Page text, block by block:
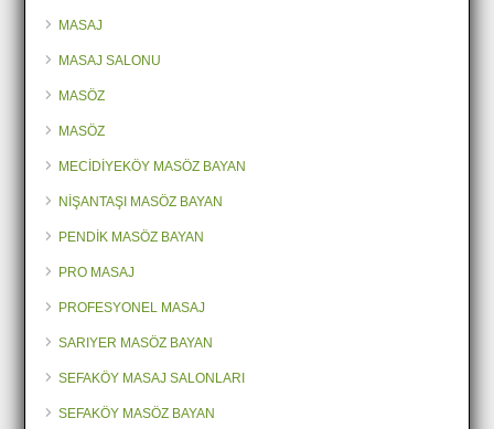
MASAJ
MASAJ SALONU
MASÖZ
MASÖZ
MECİDİYEKÖY MASÖZ BAYAN
NİŞANTAŞI MASÖZ BAYAN
PENDİK MASÖZ BAYAN
PRO MASAJ
PROFESYONEL MASAJ
SARIYER MASÖZ BAYAN
SEFAKÖY MASAJ SALONLARI
SEFAKÖY MASÖZ BAYAN